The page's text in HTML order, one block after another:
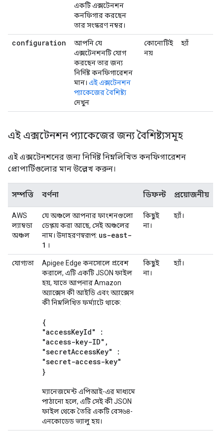
একটি এক্সটেনশন
কনফিগার করছেন
তার সংস্করণ নম্বর।
configuration
আপনি যে
এক্সটেনশনটি যোগ
করছেন তার জন্য
নির্দিষ্ট কনফিগারেশন
মান। এই এক্সটেনশন
প্যাকেজের বৈশিষ্ট্য
দেখুন
কোনোটিই
নয়
হ্যাঁ
এই এক্সটেনশন প্যাকেজের জন্য বৈশিষ্ট্যসমূহ
এই এক্সটেনশনের জন্য নির্দিষ্ট নিম্নলিখিত কনফিগারেশন
প্রোপার্টিগুলোর মান উল্লেখ করুন।
সম্পত্তি বর্ণনা ডিফল্ট প্রয়োজনীয়
AWS
ল্যাম্বডা
অঞ্চল
যে অঞ্চলে আপনার ফাংশনগুলো
ডেপ্লয় করা আছে, সেই অঞ্চলের
নাম। উদাহরণস্বরূপ: us-east-
1 ।
কিছুই
না।
হ্যাঁ।
যোগ্যতা
Apigee Edge কনসোলে প্রবেশ
করালে, এটি একটি JSON ফাইল
হয়, যাতে আপনার Amazon
অ্যাক্সেস কী আইডি এবং অ্যাক্সেস
কী নিম্নলিখিত ফর্ম্যাটে থাকে:
{
"accessKeyId" :
"access-key-ID" ,
"secretAccessKey" :
"secret-access-key"
}
ম্যানেজমেন্ট এপিআই-এর মাধ্যমে
পাঠানো হলে, এটি সেই কী JSON
ফাইল থেকে তৈরি একটি বেস৬৪-
এনকোডেড ভ্যালু হয়।
কিছুই
না।
হ্যাঁ।